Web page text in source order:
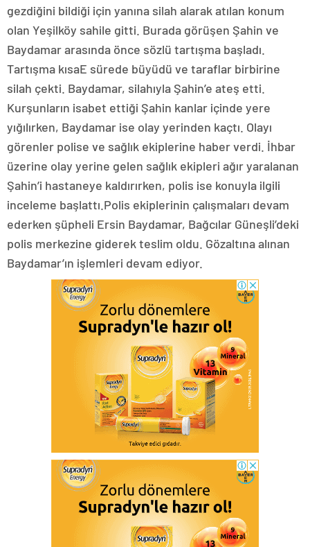
gezdiğini bildiği için yanına silah alarak atılan konum
olan Yeşilköy sahile gitti. Burada görüşen Şahin ve
Baydamar arasında önce sözlü tartışma başladı.
Tartışma kısaE sürede büyüdü ve taraflar birbirine
silah çekti. Baydamar, silahıyla Şahin’e ateş etti.
Kurşunların isabet ettiği Şahin kanlar içinde yere
yığılırken, Baydamar ise olay yerinden kaçtı. Olayı
görenler polise ve sağlık ekiplerine haber verdi. İhbar
üzerine olay yerine gelen sağlık ekipleri ağır yaralanan
Şahin’i hastaneye kaldırırken, polis ise konuyla ilgili
inceleme başlattı.Polis ekiplerinin çalışmaları devam
ederken şüpheli Ersin Baydamar, Bağcılar Güneşli’deki
polis merkezine giderek teslim oldu. Gözaltına alınan
Baydamar’ın işlemleri devam ediyor.